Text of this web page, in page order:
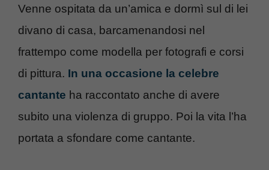
Venne ospitata da un’amica e dormì sul di lei
divano di casa, barcamenandosi nel
frattempo come modella per fotografi e corsi
di pittura. In una occasione la celebre
cantante ha raccontato anche di avere
subito una violenza di gruppo. Poi la vita l’ha
portata a sfondare come cantante.